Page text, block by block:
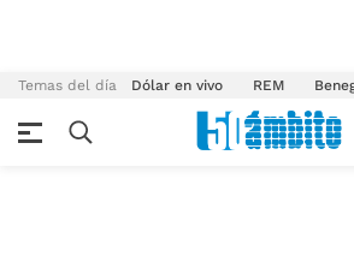
Temas del día Dólar en vivo REM